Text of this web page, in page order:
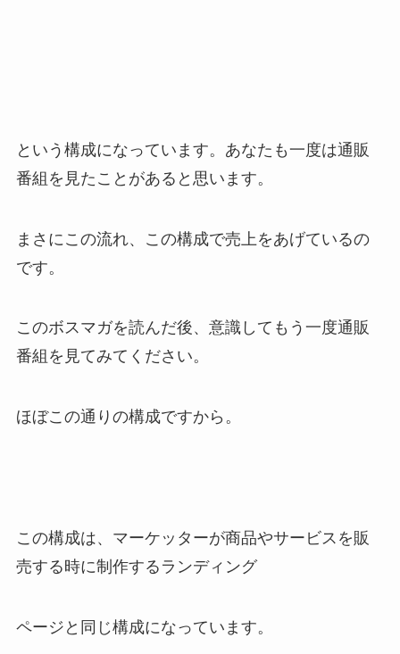
という構成になっています。あなたも一度は通販
番組を見たことがあると思います。
まさにこの流れ、この構成で売上をあげているの
です。
このボスマガを読んだ後、意識してもう一度通販
番組を見てみてください。
ほぼこの通りの構成ですから。
この構成は、マーケッターが商品やサービスを販
売する時に制作するランディング
ページと同じ構成になっています。